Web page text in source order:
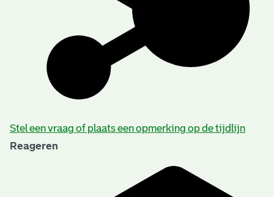
Stel een vraag of plaats een opmerking op de tijdlijn
Reageren